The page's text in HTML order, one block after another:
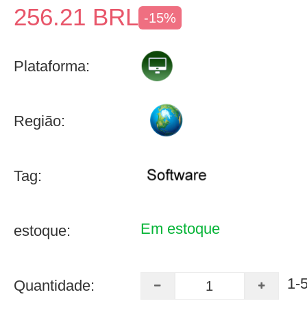
256.21 BRL -15%
Plataforma:
Região:
Tag:
estoque: Em estoque
Quantidade: 1-